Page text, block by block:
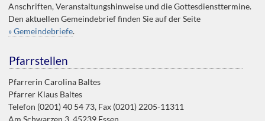
Anschriften, Veranstaltungshinweise und die Gottesdiensttermine.
Den aktuellen Gemeindebrief finden Sie auf der Seite
» Gemeindebriefe.
Pfarrstellen
Pfarrerin Carolina Baltes
Pfarrer Klaus Baltes
Telefon (0201) 40 54 73, Fax (0201) 2205-11311